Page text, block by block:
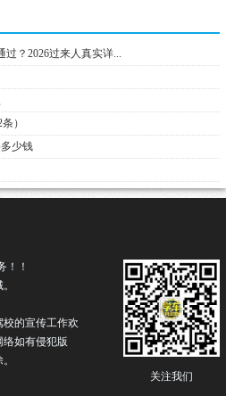
？2026过来人真实详...
）
少钱
关注我们
！！
的宣传工作欢
如有侵犯版